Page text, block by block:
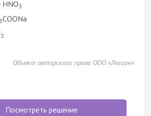
HNO3
3COONa
2
Объект авторского права ООО «Легион»
Посмотреть решение